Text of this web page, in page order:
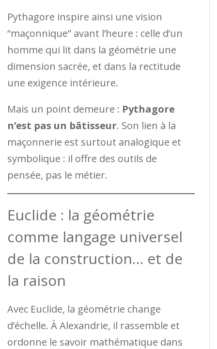
Pythagore inspire ainsi une vision
“maçonnique” avant l’heure : celle d’un
homme qui lit dans la géométrie une
dimension sacrée, et dans la rectitude
une exigence intérieure.
Mais un point demeure : Pythagore
n’est pas un bâtisseur. Son lien à la
maçonnerie est surtout analogique et
symbolique : il offre des outils de
pensée, pas le métier.
Euclide : la géométrie
comme langage universel
de la construction… et de
la raison
Avec Euclide, la géométrie change
d’échelle. À Alexandrie, il rassemble et
ordonne le savoir mathématique dans